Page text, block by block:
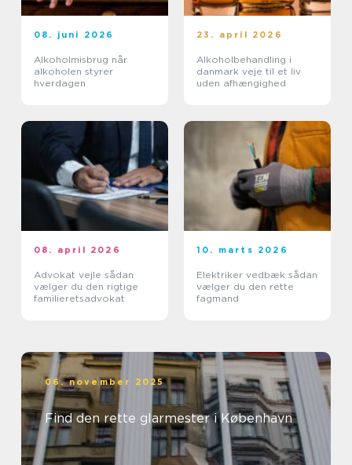
08. juni 2026
Alkoholmisbrug når
alkoholen styrer
hverdagen
23. april 2026
Alkoholbehandling i
danmark veje til et liv
uden afhængighed
08. april 2026
Advokat vejle sådan
vælger du den rigtige
familieretsadvokat
10. marts 2026
Elektriker vedbæk sådan
vælger du den rette
fagmand
06. november 2025
Find den rette glarmester i København